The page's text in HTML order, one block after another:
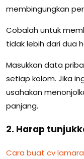
membingungkan
Cobalah untuk
tidak lebih dari dua
Masukkan data
setiap kolom. Jika
usahakan
panjang.
2. Harap
Cara buat cv